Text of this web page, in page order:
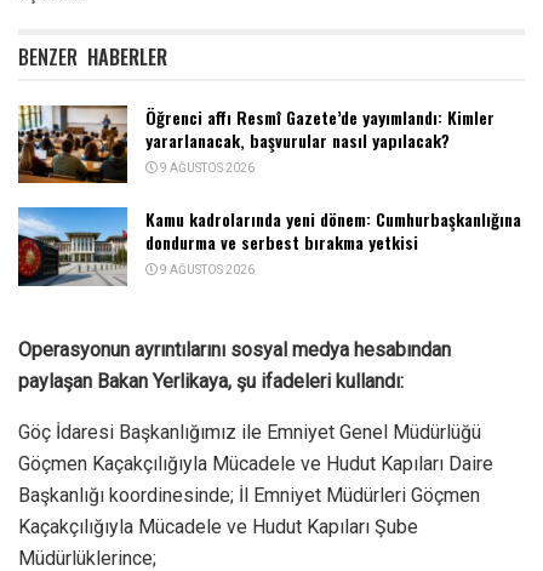
BENZER HABERLER
Öğrenci affı Resmî Gazete’de yayımlandı: Kimler
yararlanacak, başvurular nasıl yapılacak?
9 AĞUSTOS 2026
Kamu kadrolarında yeni dönem: Cumhurbaşkanlığına
dondurma ve serbest bırakma yetkisi
9 AĞUSTOS 2026
Operasyonun ayrıntılarını sosyal medya hesabından
paylaşan Bakan Yerlikaya, şu ifadeleri kullandı:
Göç İdaresi Başkanlığımız ile Emniyet Genel Müdürlüğü
Göçmen Kaçakçılığıyla Mücadele ve Hudut Kapıları Daire
Başkanlığı koordinesinde; İl Emniyet Müdürleri Göçmen
Kaçakçılığıyla Mücadele ve Hudut Kapıları Şube
Müdürlüklerince;